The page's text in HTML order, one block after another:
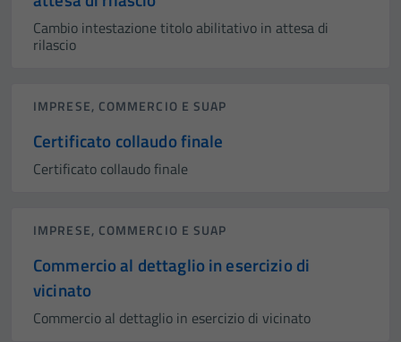
Cambio intestazione titolo abilitativo in attesa di
rilascio
IMPRESE, COMMERCIO E SUAP
Certificato collaudo finale
Certificato collaudo finale
IMPRESE, COMMERCIO E SUAP
Commercio al dettaglio in esercizio di
vicinato
Commercio al dettaglio in esercizio di vicinato